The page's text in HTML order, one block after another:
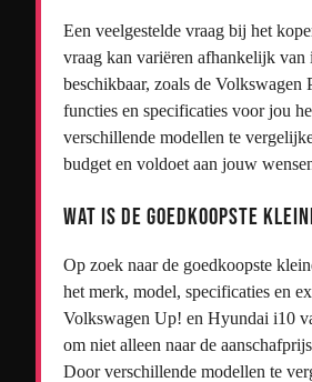
Een veelgestelde vraag bij het
vraag kan variëren afhankelijk
beschikbaar, zoals de
functies en specificaties voor jou
verschillende modellen te
budget en voldoet aan jouw
Wat is de goedkoopste
Op zoek naar de goedkoopste
het merk, model, specificaties en
Volkswagen Up! en Hyundai i10
om niet alleen naar de
Door verschillende modellen te